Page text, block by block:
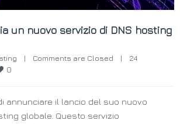
un nuovo servizio di DNS hosting
| Comments are Closed |
24
0
annunciare il lancio del suo nuovo
globale. Questo servizio